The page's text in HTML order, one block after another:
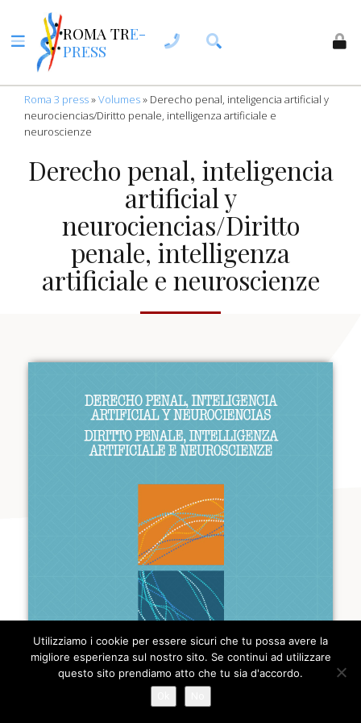
ROMA TRE-
PRESS
Roma 3 press»Volumes» Derecho penal, inteligencia artificial y
neurociencias/Diritto penale, intelligenza artificiale e
neuroscienze
Derecho penal, inteligencia
artificial y
neurociencias/Diritto
penale, intelligenza
artificiale e neuroscienze
Utilizziamo i cookie per essere sicuri che tu possa avere la
migliore esperienza sul nostro sito. Se continui ad utilizzare
questo sito prendiamo atto che tu sia d'accordo.